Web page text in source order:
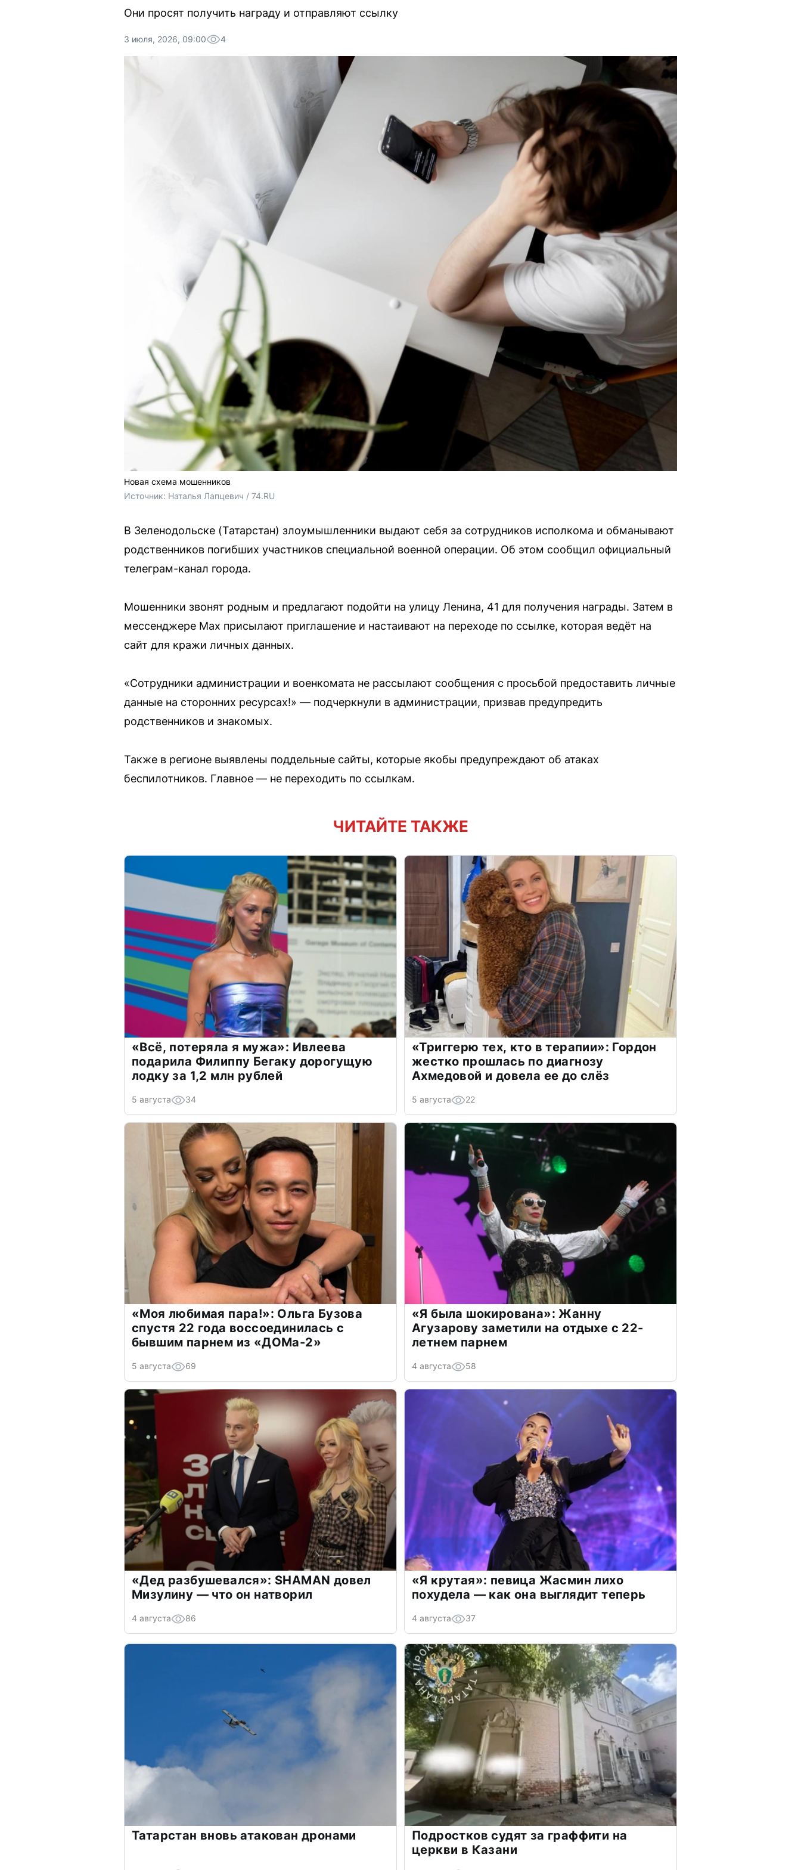
Они просят получить награду и отправляют ссылку
3 июля, 2026, 09:00 4
Новая схема мошенников
Источник: Наталья Лапцевич / 74.RU
В Зеленодольске (Татарстан) злоумышленники выдают себя за сотрудников исполкома и обманывают
родственников погибших участников специальной военной операции. Об этом сообщил официальный
телеграм-канал города.
Мошенники звонят родным и предлагают подойти на улицу Ленина, 41 для получения награды. Затем в
мессенджере Max присылают приглашение и настаивают на переходе по ссылке, которая ведёт на
сайт для кражи личных данных.
«Сотрудники администрации и военкомата не рассылают сообщения с просьбой предоставить личные
данные на сторонних ресурсах!» — подчеркнули в администрации, призвав предупредить
родственников и знакомых.
Также в регионе выявлены поддельные сайты, которые якобы предупреждают об атаках
беспилотников. Главное — не переходить по ссылкам.
ЧИТАЙТЕ ТАКЖЕ
«Всё, потеряла я мужа»: Ивлеева
подарила Филиппу Бегаку дорогущую
лодку за 1,2 млн рублей
5 августа 34
«Триггерю тех, кто в терапии»: Гордон
жестко прошлась по диагнозу
Ахмедовой и довела ее до слёз
5 августа 22
«Моя любимая пара!»: Ольга Бузова
спустя 22 года воссоединилась с
бывшим парнем из «ДОМа-2»
5 августа 69
«Я была шокирована»: Жанну
Агузарову заметили на отдыхе с 22-
летнем парнем
4 августа 58
«Дед разбушевался»: SHAMAN довел
Мизулину — что он натворил
4 августа 86
«Я крутая»: певица Жасмин лихо
похудела — как она выглядит теперь
4 августа 37
Татарстан вновь атакован дронами
Подростков судят за граффити на
церкви в Казани